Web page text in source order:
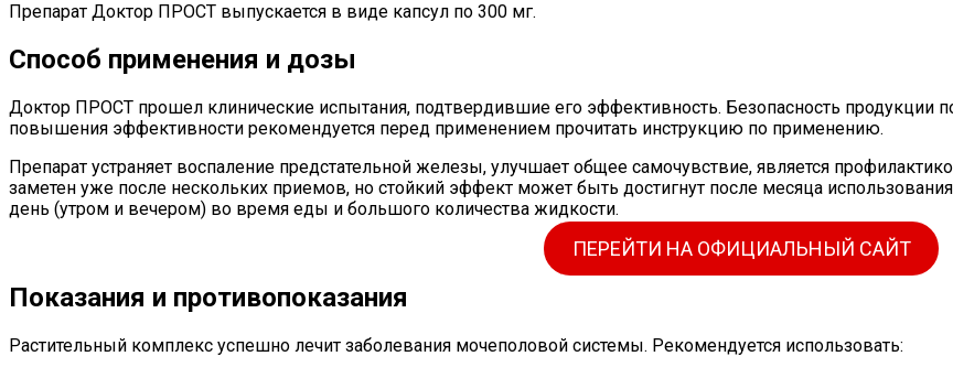
Препарат Доктор ПРОСТ выпускается в виде капсул по 300 мг.
Способ применения и дозы
Доктор ПРОСТ прошел клинические испытания, подтвердившие его эффективность. Безопасность продукции
повышения эффективности рекомендуется перед применением прочитать инструкцию по применению.
Препарат устраняет воспаление предстательной железы, улучшает общее самочувствие, является
заметен уже после нескольких приемов, но стойкий эффект может быть достигнут после месяца
день (утром и вечером) во время еды и большого количества жидкости.
ПЕРЕЙТИ НА ОФИЦИАЛЬНЫЙ САЙТ
Показания и противопоказания
Растительный комплекс успешно лечит заболевания мочеполовой системы. Рекомендуется использовать: